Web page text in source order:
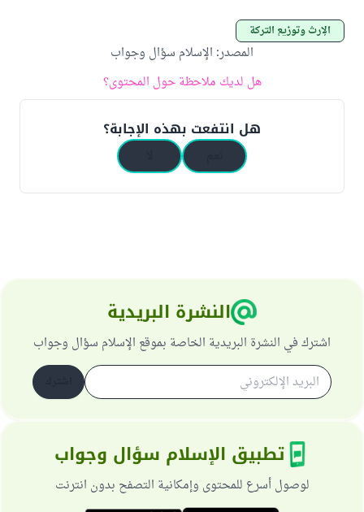
الإرث وتوزيع التركة
المصدر: الإسلام سؤال وجواب
هل لديك ملاحظة حول المحتوى؟
هل انتفعت بهذه الإجابة؟
النشرة البريدية
اشترك في النشرة البريدية الخاصة بموقع الإسلام سؤال وجواب
تطبيق الإسلام سؤال وجواب
لوصول أسرع للمحتوى وإمكانية التصفح بدون انترنت